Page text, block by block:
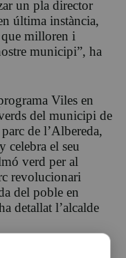
un pla director
última instància,
que milloren i
municipi”, ha
Viles en
del municipi de
de l’Albereda,
celebra el seu
verd per al
revolucionari
del poble en
detallat l’alcalde